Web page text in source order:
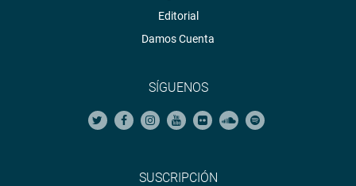
Editorial
Damos Cuenta
SÍGUENOS
SUSCRIPCIÓN